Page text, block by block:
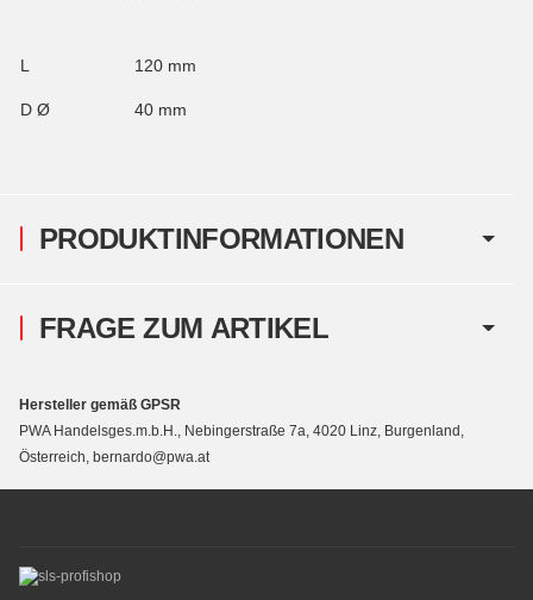
PRODUKTINFORMATIONEN
L 120 mm
D Ø 40 mm
FRAGE ZUM ARTIKEL
Hersteller gemäß GPSR
PWA Handelsges.m.b.H., Nebingerstraße 7a, 4020 Linz, Burgenland,
Österreich, bernardo@pwa.at